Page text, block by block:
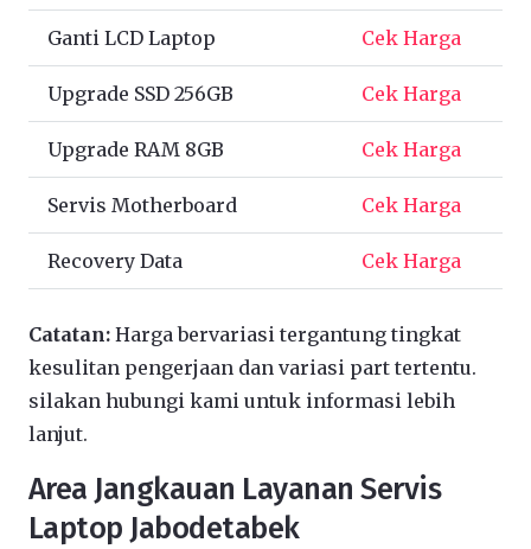
Ganti LCD Laptop Cek Harga
Upgrade SSD 256GB Cek Harga
Upgrade RAM 8GB Cek Harga
Servis Motherboard Cek Harga
Recovery Data Cek Harga
Catatan: Harga bervariasi tergantung tingkat
kesulitan pengerjaan dan variasi part tertentu.
silakan hubungi kami untuk informasi lebih
lanjut.
Area Jangkauan Layanan Servis
Laptop Jabodetabek